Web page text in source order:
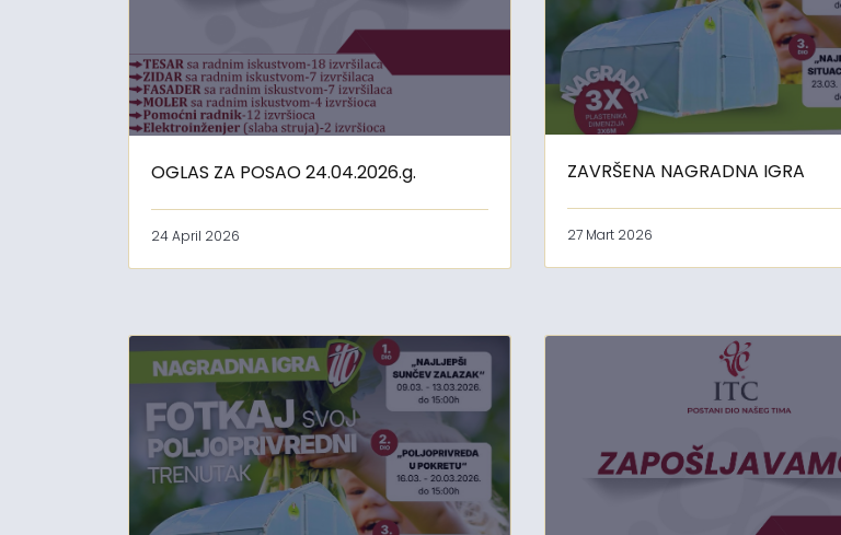
OGLAS ZA POSAO 24.04.2026.g.
24 April 2026
ZAVRŠENA NAGRADNA IGRA
27 Mart 2026